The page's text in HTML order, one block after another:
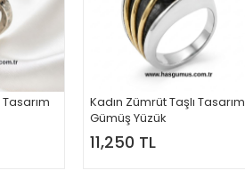
Kadın Zümrüt Taşlı Tasarım
Gümüş Yüzük
11,250 TL